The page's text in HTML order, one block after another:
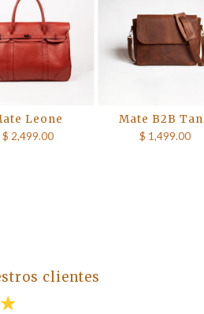
Leone
$ 2,499.00
Mate B2B
$ 1,499.00
clientes